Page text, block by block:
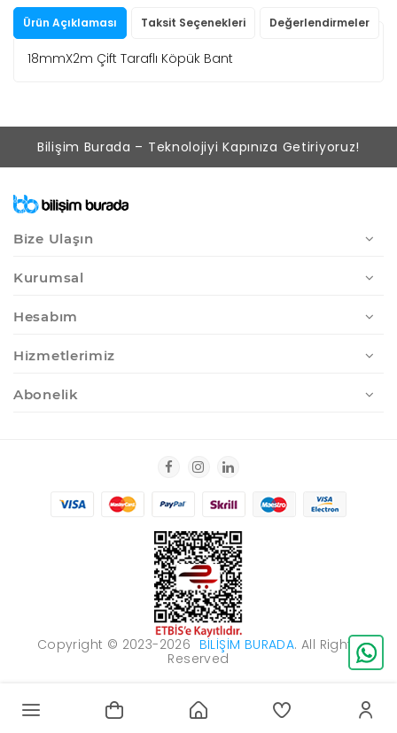
Ürün Açıklaması Taksit Seçenekleri Değerlendirmeler
18mmX2m Çift Taraflı Köpük Bant
Bilişim Burada – Teknolojiyi Kapınıza Getiriyoruz!
Bize Ulaşın
Kurumsal
Hesabım
Hizmetlerimiz
Abonelik
Copyright © 2023-2026 BILIŞIM BURADA. All Rights
Reserved